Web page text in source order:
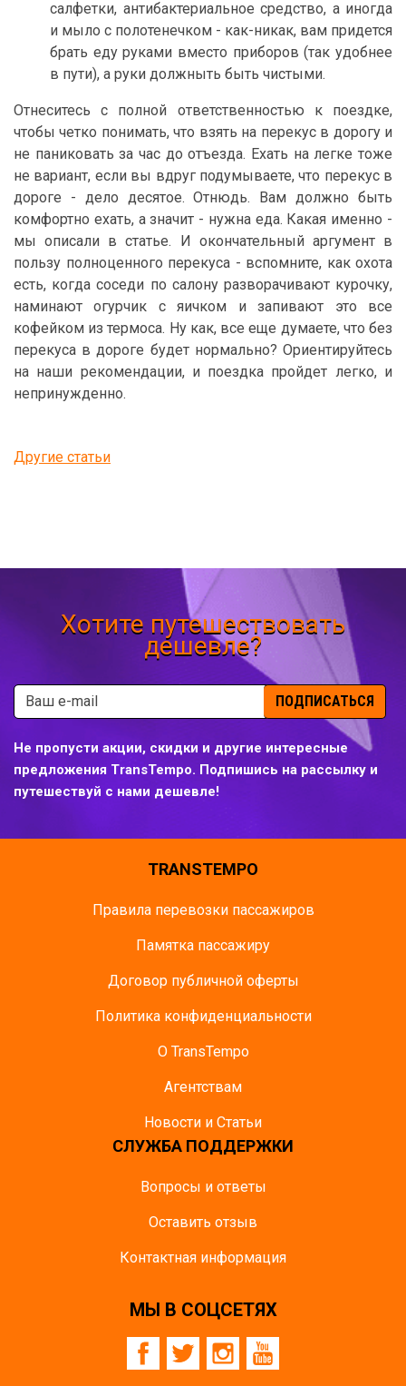
салфетки, антибактериальное средство, а иногда
и мыло с полотенечком - как-никак, вам придется
брать еду руками вместо приборов (так удобнее
в пути), а руки должныть быть чистыми.
Отнеситесь с полной ответственностью к поездке,
чтобы четко понимать, что взять на перекус в дорогу и
не паниковать за час до отъезда. Ехать на легке тоже
не вариант, если вы вдруг подумываете, что перекус в
дороге - дело десятое. Отнюдь. Вам должно быть
комфортно ехать, а значит - нужна еда. Какая именно -
мы описали в статье. И окончательный аргумент в
пользу полноценного перекуса - вспомните, как охота
есть, когда соседи по салону разворачивают курочку,
наминают огурчик с яичком и запивают это все
кофейком из термоса. Ну как, все еще думаете, что без
перекуса в дороге будет нормально? Ориентируйтесь
на наши рекомендации, и поездка пройдет легко, и
непринужденно.
Другие статьи
Хотите путешествовать
дешевле?
ПОДПИСАТЬСЯ
Не пропусти акции, скидки и другие интересные
предложения TransTempo. Подпишись на рассылку и
путешествуй с нами дешевле!
TRANSTEMPO
Правила перевозки пассажиров
Памятка пасcажиру
Договор публичной оферты
Политика конфиденциальности
О TransTempo
Агентствам
Новости и Статьи
СЛУЖБА ПОДДЕРЖКИ
Вопросы и ответы
Оставить отзыв
Контактная информация
МЫ В СОЦСЕТЯХ